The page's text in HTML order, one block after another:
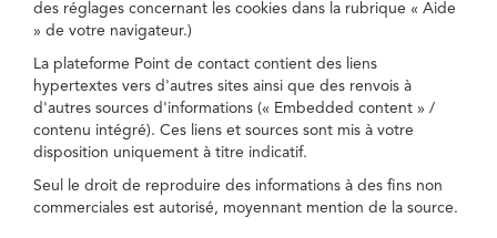
des réglages concernant les cookies dans la rubrique « Aide
» de votre navigateur.)
La plateforme Point de contact contient des liens
hypertextes vers d'autres sites ainsi que des renvois à
d'autres sources d'informations (« Embedded content » /
contenu intégré). Ces liens et sources sont mis à votre
disposition uniquement à titre indicatif.
Seul le droit de reproduire des informations à des fins non
commerciales est autorisé, moyennant mention de la source.